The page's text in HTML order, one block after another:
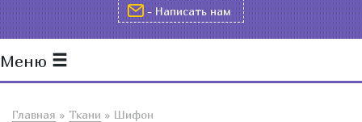
- Написать нам
Меню
Главная » Ткани » Шифон